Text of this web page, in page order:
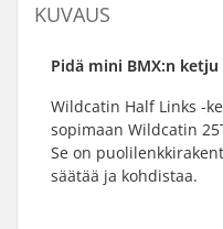
KUVAUS
Pidä mini BMX:n
Wildcatin Half Links -
sopimaan Wildcatin
Se on
säätää ja kohdistaa.